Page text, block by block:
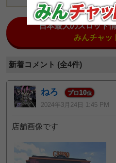
日本最大のスロット
みんチャッ
新着コメント (全4件)
ねろ プロ10位
2024年3月24日 1:45 PM
店舗画像です